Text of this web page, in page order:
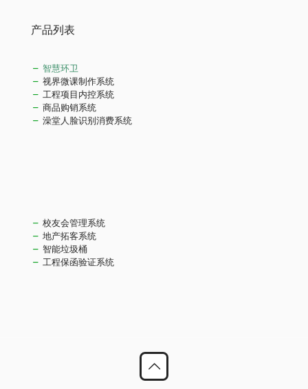
产品列表
智慧环卫
视界微课制作系统
工程项目内控系统
商品购销系统
澡堂人脸识别消费系统
校友会管理系统
地产拓客系统
智能垃圾桶
工程保函验证系统